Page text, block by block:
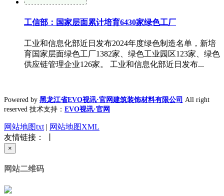
工信部：国家层面累计培育6430家绿色工厂
工业和信息化部近日发布2024年度绿色制造名单，新培
育国家层面绿色工厂1382家、绿色工业园区123家、绿色
供应链管理企业126家。 工业和信息化部近日发布...
Powered by 黑龙江省EVO视讯·官网建筑装饰材料有限公司 All right
reserved 技术支持： EVO视讯·官网
网站地图txt | 网站地图XML
友情链接： 丨
×
网站二维码